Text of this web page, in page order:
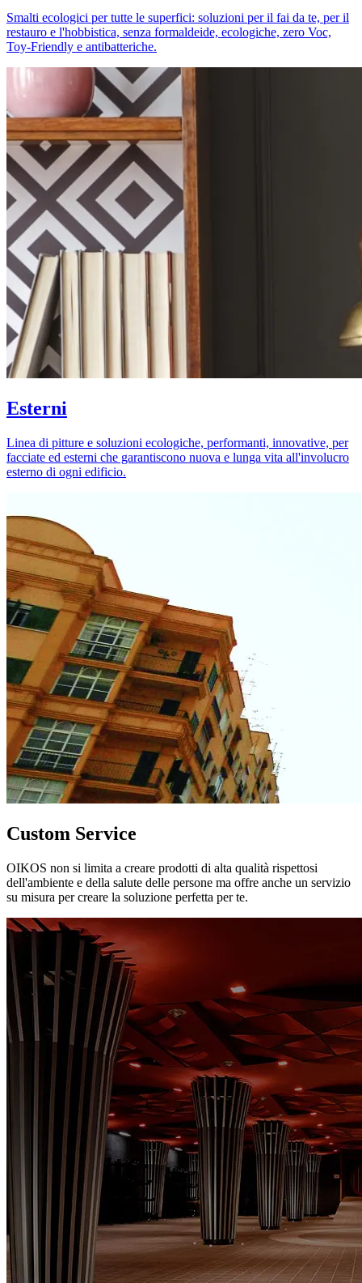
Smalti ecologici per tutte le superfici: soluzioni per il fai da te, per il
restauro e l'hobbistica, senza formaldeide, ecologiche, zero Voc,
Toy-Friendly e antibatteriche.
Esterni
Linea di pitture e soluzioni ecologiche, performanti, innovative, per
facciate ed esterni che garantiscono nuova e lunga vita all'involucro
esterno di ogni edificio.
Custom Service
OIKOS non si limita a creare prodotti di alta qualità rispettosi
dell'ambiente e della salute delle persone ma offre anche un servizio
su misura per creare la soluzione perfetta per te.